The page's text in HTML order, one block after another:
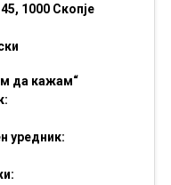
1000 Скопје
да кажам“
уредник: